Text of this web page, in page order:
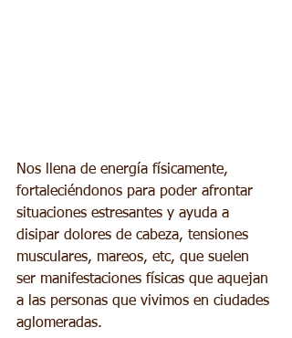
Nos llena de energía físicamente,
fortaleciéndonos para poder afrontar
situaciones estresantes y ayuda a
disipar dolores de cabeza, tensiones
musculares, mareos, etc, que suelen
ser manifestaciones físicas que aquejan
a las personas que vivimos en ciudades
aglomeradas.